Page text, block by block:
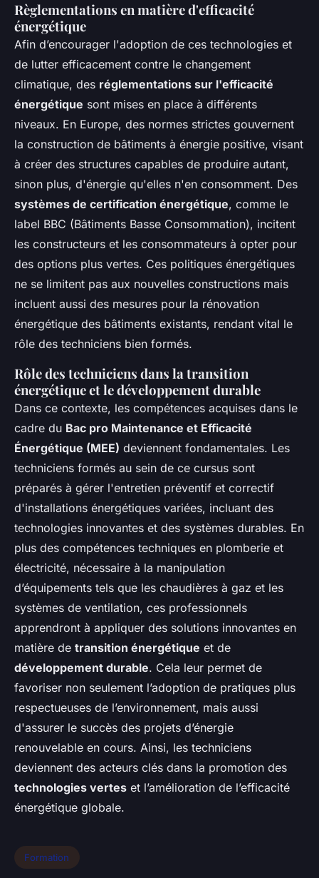
Règlementations en matière d'efficacité
énergétique
Afin d’encourager l'adoption de ces technologies et
de lutter efficacement contre le changement
climatique, des réglementations sur l'efficacité
énergétique sont mises en place à différents
niveaux. En Europe, des normes strictes gouvernent
la construction de bâtiments à énergie positive, visant
à créer des structures capables de produire autant,
sinon plus, d'énergie qu'elles n'en consomment. Des
systèmes de certification énergétique, comme le
label BBC (Bâtiments Basse Consommation), incitent
les constructeurs et les consommateurs à opter pour
des options plus vertes. Ces politiques énergétiques
ne se limitent pas aux nouvelles constructions mais
incluent aussi des mesures pour la rénovation
énergétique des bâtiments existants, rendant vital le
rôle des techniciens bien formés.
Rôle des techniciens dans la transition
énergétique et le développement durable
Dans ce contexte, les compétences acquises dans le
cadre du Bac pro Maintenance et Efficacité
Énergétique (MEE) deviennent fondamentales. Les
techniciens formés au sein de ce cursus sont
préparés à gérer l'entretien préventif et correctif
d'installations énergétiques variées, incluant des
technologies innovantes et des systèmes durables. En
plus des compétences techniques en plomberie et
électricité, nécessaire à la manipulation
d’équipements tels que les chaudières à gaz et les
systèmes de ventilation, ces professionnels
apprendront à appliquer des solutions innovantes en
matière de transition énergétique et de
développement durable. Cela leur permet de
favoriser non seulement l’adoption de pratiques plus
respectueuses de l’environnement, mais aussi
d'assurer le succès des projets d’énergie
renouvelable en cours. Ainsi, les techniciens
deviennent des acteurs clés dans la promotion des
technologies vertes et l’amélioration de l’efficacité
énergétique globale.
Formation